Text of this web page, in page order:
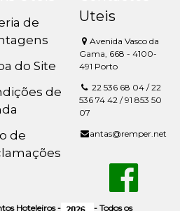
de
do Site
de
de
Uteis
Avenida Vasco da
Gama, 668 - 4100-
491 Porto
22 536 68 04 / 22
536 74 42 / 91 853 50
07
antas@remper.net
Hoteleiros - - Todos os